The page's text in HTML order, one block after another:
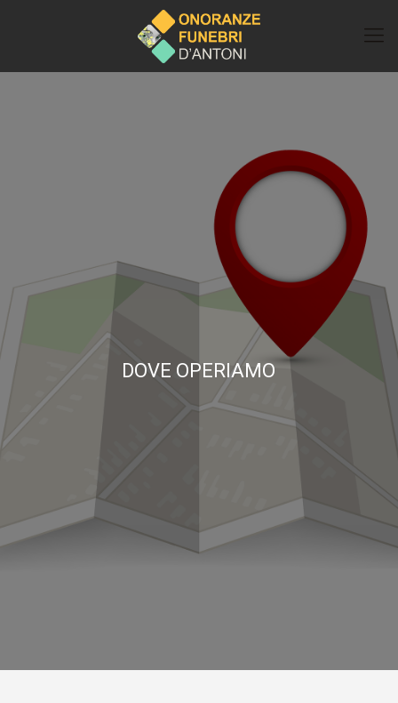
DOVE OPERIAMO